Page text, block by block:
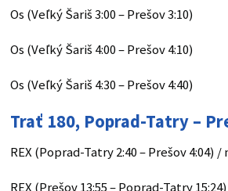
Os (Veľký Šariš 3:00 – Prešov 3:10)
Os (Veľký Šariš 4:00 – Prešov 4:10)
Os (Veľký Šariš 4:30 – Prešov 4:40)
Trať 180, Poprad-Tatry –
REX (Poprad-Tatry 2:40 – Prešov 4:04) /
REX (Prešov 13:55 – Poprad-Tatry